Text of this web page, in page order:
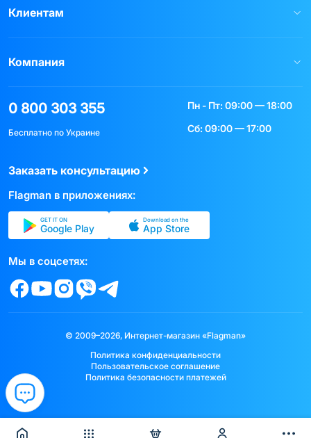
Клиентам
Компания
0 800 303 355
Бесплатно по Украине
Пн - Пт: 09:00 — 18:00
Сб: 09:00 — 17:00
Заказать консультацию
Flagman в приложениях:
GET IT ON
Google Play
Download on the
App Store
Мы в соцсетях:
© 2009–2026, Интернет-магазин «Flagman»
Политика конфиденциальности
Пользовательское соглашение
Политика безопасности платежей